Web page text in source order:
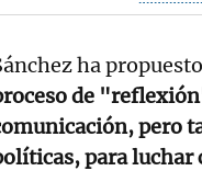
ha
de
pero
para luchar